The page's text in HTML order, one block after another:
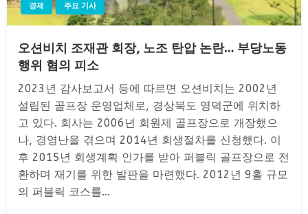
경제 주요 기사
오션비치 조재관 회장, 노조 탄압 논란… 부당노동
행위 혐의 피소
2023년 감사보고서 등에 따르면 오션비치는 2002년
설립된 골프장 운영업체로, 경상북도 영덕군에 위치하
고 있다. 회사는 2006년 회원제 골프장으로 개장했으
나, 경영난을 겪으며 2014년 회생절차를 신청했다. 이
후 2015년 회생계획 인가를 받아 퍼블릭 골프장으로 전
환하며 재기를 위한 발판을 마련했다. 2012년 9홀 규모
의 퍼블릭 코스를…